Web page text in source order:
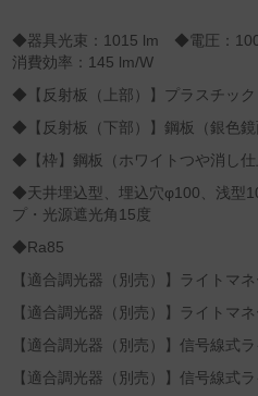
◆器具光束：1015 lm ◆電圧：
消費効率：145 lm/W
◆【反射板（上部）】プラスチック
◆【反射板（下部）】鋼板（銀色鏡
◆【枠】鋼板（ホワイトつや消し仕
◆天井埋込型、埋込穴φ100、浅型
プ・光源遮光角15度
◆Ra85
【適合調光器（別売）】ライトマ
【適合調光器（別売）】ライトマ
【適合調光器（別売）】信号線式
【適合調光器（別売）】信号線式